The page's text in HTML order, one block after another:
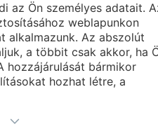
az Ön személyes adatait.
weblapunkon
alkalmazunk. Az abszolút
a többit csak akkor, ha
hozzájárulását bármikor
hozhat létre, a